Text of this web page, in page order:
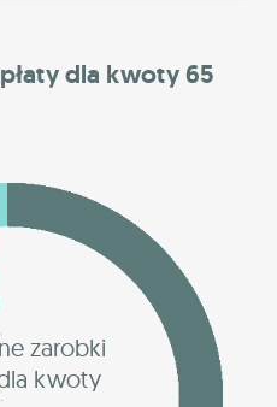
dla kwoty 65
zarobki
kwoty